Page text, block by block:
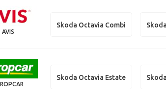
AVIS
Skoda Octavia Combi
Skoda Octavia Estate